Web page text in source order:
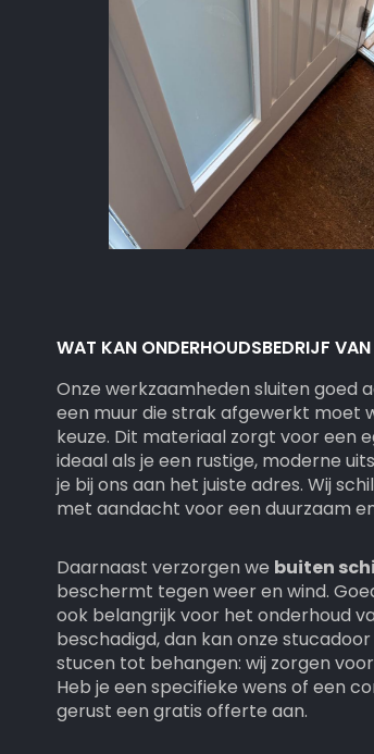
WAT KAN ONDERHOUDSBEDRIJF
Onze werkzaamheden sluiten goed
een muur die strak afgewerkt moet
keuze. Dit materiaal zorgt voor een
ideaal als je een rustige, moderne
je bij ons aan het juiste adres. Wij
met aandacht voor een duurzaam
Daarnaast verzorgen we buiten
beschermt tegen weer en wind.
ook belangrijk voor het onderhoud
beschadigd, dan kan onze
stucen tot behangen: wij zorgen
Heb je een specifieke wens of een
gerust een gratis offerte aan.